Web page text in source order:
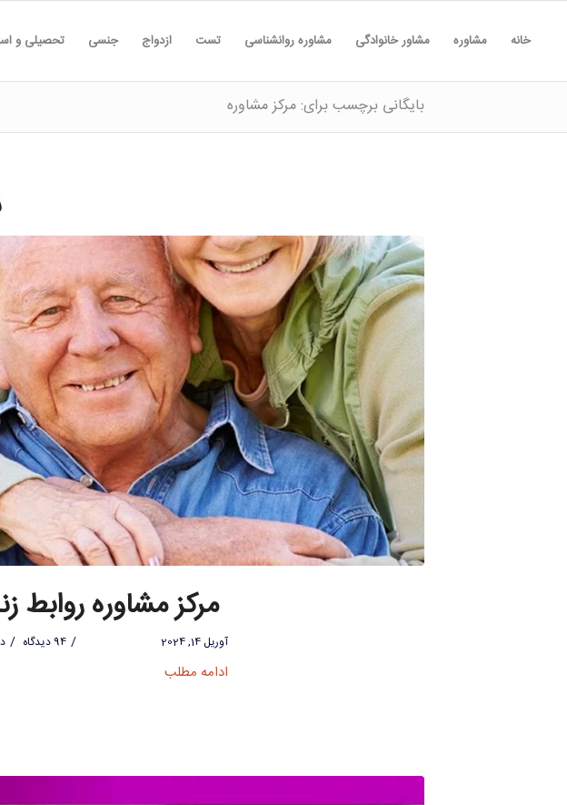
خانه مشاوره مشاور خانوادگی مشاوره روانشناسی تست ازدواج جنسی تحصیلی و
بایگانی برچسب برای: مرکز مشاوره
مرکز مشاوره روابط
آوریل 14, 2024 / 94 دیدگاه /
ادامه مطلب